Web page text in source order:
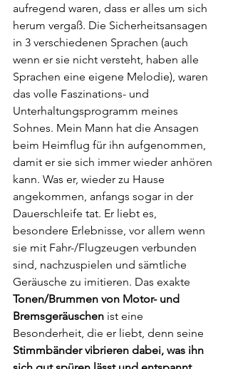
aufregend waren, dass er alles um sich
herum vergaß. Die Sicherheitsansagen
in 3 verschiedenen Sprachen (auch
wenn er sie nicht versteht, haben alle
Sprachen eine eigene Melodie), waren
das volle Faszinations- und
Unterhaltungsprogramm meines
Sohnes. Mein Mann hat die Ansagen
beim Heimflug für ihn aufgenommen,
damit er sie sich immer wieder anhören
kann. Was er, wieder zu Hause
angekommen, anfangs sogar in der
Dauerschleife tat. Er liebt es,
besondere Erlebnisse, vor allem wenn
sie mit Fahr-/Flugzeugen verbunden
sind, nachzuspielen und sämtliche
Geräusche zu imitieren. Das exakte
Tonen/Brummen von Motor- und
Bremsgeräuschen ist eine
Besonderheit, die er liebt, denn seine
Stimmbänder vibrieren dabei, was ihn